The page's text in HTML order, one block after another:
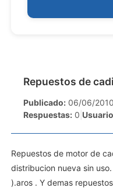
Repuestos de
Publicado: 06/06/
Respuestas: 0
Repuestos de motor de
distribucion nueva sin
).aros . Y demas